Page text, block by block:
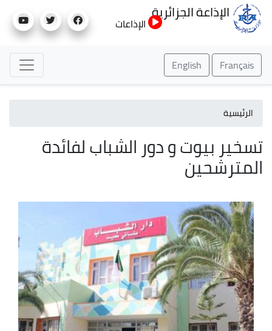
إلى
الإذاعة الجزائرية
الإذاعات
Français
English
الرئيسية
تسخير بيوت و دور الشباب لفائدة
المترشحين